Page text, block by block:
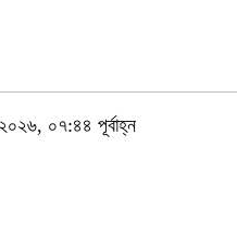
০৭:৪৪ পূর্বাহ্ন